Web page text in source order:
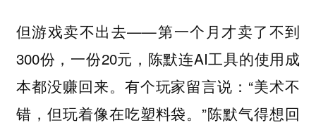
但游戏卖不出去——第一个月才卖了不到
300份，一份20元，陈默连AI工具的使用成
本都没赚回来。有个玩家留言说：“美术不
错，但玩着像在吃塑料袋。”陈默气得想回